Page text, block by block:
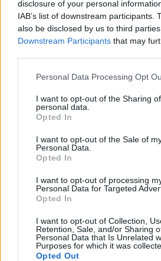
disclosure of your personal
IAB’s list of downstream participants.
also be disclosed by us to third
Downstream Participants that may
Personal Data Processing Opt
I want to opt-out of the Sharing
personal data.
Opted In
I want to opt-out of the Sale of
Personal Data.
Opted In
I want to opt-out of processing
Personal Data for Targeted
Opted In
I want to opt-out of Collection,
Retention, Sale, and/or Sharing
Personal Data that Is Unrelated
Purposes for which it was
Opted Out